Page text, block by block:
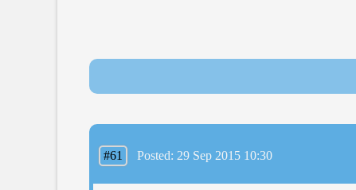
#61 Posted: 29 Sep 2015 10:30